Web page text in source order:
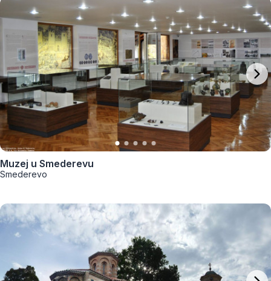
Muzej u Smederevu
Smederevo